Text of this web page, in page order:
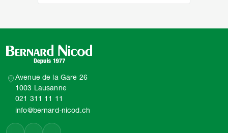
Avenue de la Gare 26
1003 Lausanne
021 311 11 11
info@bernard-nicod.ch